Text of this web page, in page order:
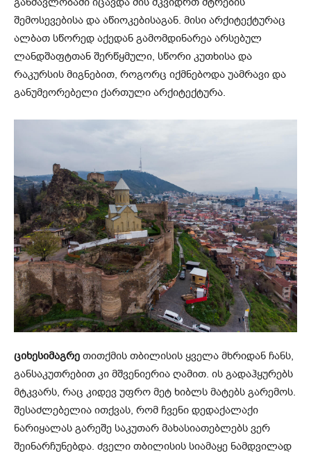
შემოსევებისა და აწიოკებისაგან. მისი არქიტექტურაც
ალბათ სწორედ აქედან გამომდინარეა არსებულ
ლანდშაფტთან შერწყმული, სწორი კუთხისა და
რაკურსის მიგნებით, როგორც იქმნებოდა უამრავი და
განუმეორებელი ქართული არქიტექტურა.
ციხესიმაგრე თითქმის თბილისის ყველა მხრიდან ჩანს,
განსაკუთრებით კი მშვენიერია ღამით. ის გადაჰყურებს
მტკვარს, რაც კიდევ უფრო მეტ ხიბლს მატებს გარემოს.
შესაძლებელია ითქვას, რომ ჩვენი დედაქალაქი
ნარიყალას გარეშე საკუთარ მახასიათებლებს ვერ
შეინარჩუნებდა. ძველი თბილისის სიამაყე ნამდვილად